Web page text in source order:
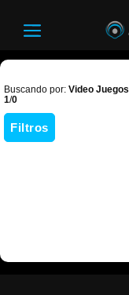
Buscando por: Video Juegos
1/0
Filtros